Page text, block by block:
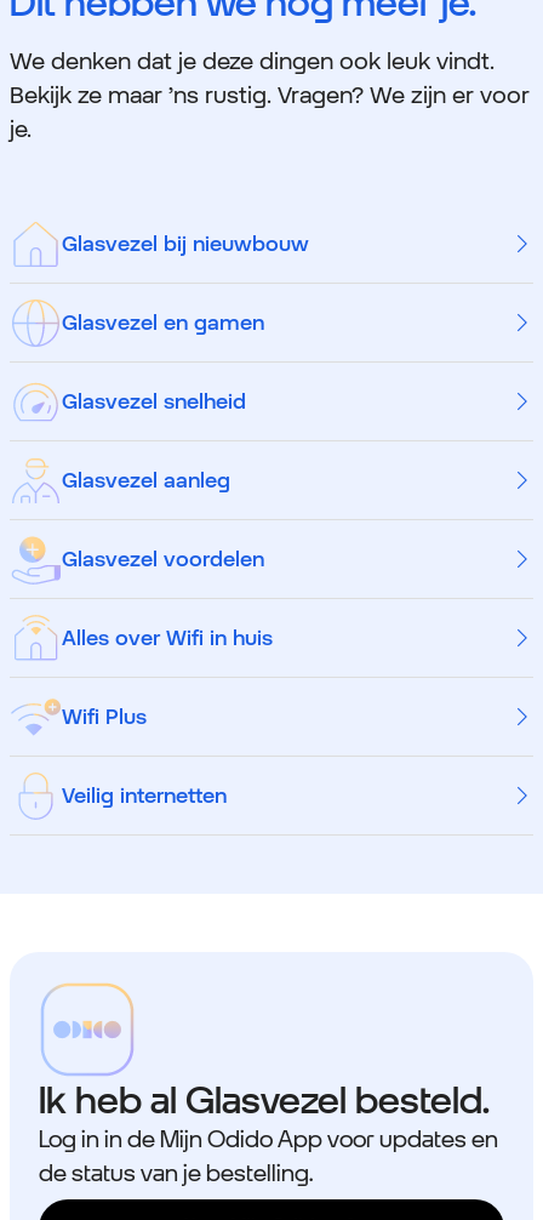
We denken dat je deze dingen ook leuk vindt.
Bekijk ze maar ’ns rustig. Vragen? We zijn er voor
je.
Glasvezel bij nieuwbouw
Glasvezel en gamen
Glasvezel snelheid
Glasvezel aanleg
Glasvezel voordelen
Alles over Wifi in huis
Wifi Plus
Veilig internetten
Ik heb al Glasvezel besteld.
Log in in de Mijn Odido App voor updates en
de status van je bestelling.